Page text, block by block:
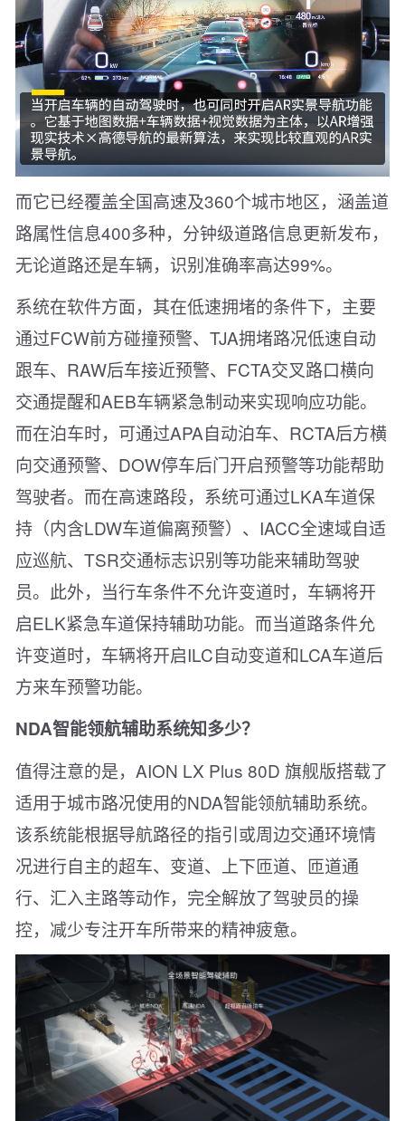
而它已经覆盖全国高速及360个城市地区，涵盖道
路属性信息400多种，分钟级道路信息更新发布，
无论道路还是车辆，识别准确率高达99%。
系统在软件方面，其在低速拥堵的条件下，主要
通过FCW前方碰撞预警、TJA拥堵路况低速自动
跟车、RAW后车接近预警、FCTA交叉路口横向
交通提醒和AEB车辆紧急制动来实现响应功能。
而在泊车时，可通过APA自动泊车、RCTA后方横
向交通预警、DOW停车后门开启预警等功能帮助
驾驶者。而在高速路段，系统可通过LKA车道保
持（内含LDW车道偏离预警）、IACC全速域自适
应巡航、TSR交通标志识别等功能来辅助驾驶
员。此外，当行车条件不允许变道时，车辆将开
启ELK紧急车道保持辅助功能。而当道路条件允
许变道时，车辆将开启ILC自动变道和LCA车道后
方来车预警功能。
NDA智能领航辅助系统知多少？
值得注意的是，AION LX Plus 80D 旗舰版搭载了
适用于城市路况使用的NDA智能领航辅助系统。
该系统能根据导航路径的指引或周边交通环境情
况进行自主的超车、变道、上下匝道、匝道通
行、汇入主路等动作，完全解放了驾驶员的操
控，减少专注开车所带来的精神疲惫。